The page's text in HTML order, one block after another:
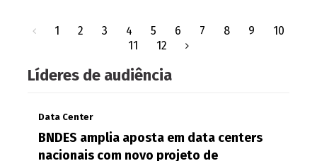
1 2 3 4 5 6 7 8 9
10
11
12
Líderes de audiência
Data Center
BNDES amplia aposta em data centers
nacionais com novo projeto de